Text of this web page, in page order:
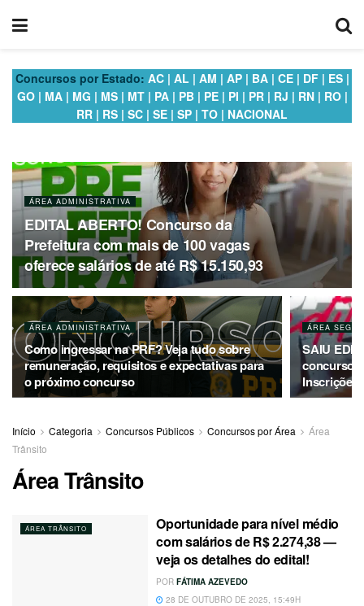
Concursos por Estado: AC| AL | AM | AP| BA| CE| DF| ES|
GO| MA| MG | MS| MT| PA| PB| PE| PI | PR| RJ | RN| RO|
RR | RS | SC | SE | SP | TO | NACIONAL
ÁREA ADMINISTRATIVA
EDITAL ABERTO! Concurso da
Prefeitura com mais de 100 vagas
oferece salários de até R$ 15.150,93
ÁREA ADMINISTRATIVA
Como ingressar na PRF? Veja tudo sobre
remuneração, requisitos e expectativas para
o próximo concurso
ÁREA
SAIU
concurso
Inscrições
Início Categoria Concursos Públicos Concursos por Área
Área
Trânsito
Área Trânsito
ÁREA TRÂNSITO
Oportunidade para nível médio
com salários de R$ 2.274,38 —
veja os detalhes do edital!
POR FÁTIMA AZEVEDO
28 DE OUTUBRO DE 2025, 15:49H